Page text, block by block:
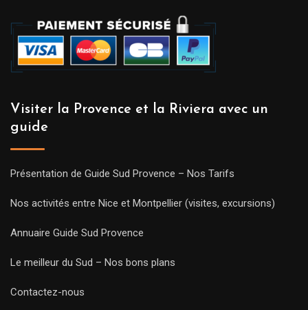
Visiter la Provence et la Riviera avec un
guide
Présentation de Guide Sud Provence – Nos Tarifs
Nos activités entre Nice et Montpellier (visites, excursions)
Annuaire Guide Sud Provence
Le meilleur du Sud – Nos bons plans
Contactez-nous